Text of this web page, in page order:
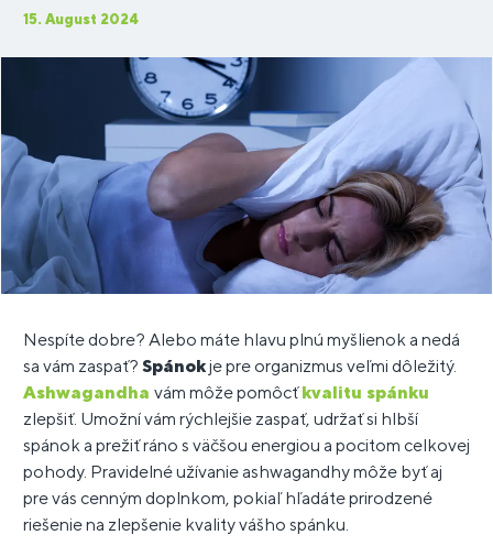
15. August 2024
Nespíte dobre? Alebo máte hlavu plnú myšlienok a nedá
sa vám zaspať? Spánokje pre organizmus veľmi dôležitý.
Ashwagandha vám môže pomôcťkvalitu spánku
zlepšiť. Umožní vám rýchlejšie zaspať, udržať si hlbší
spánok a prežiť ráno s väčšou energiou a pocitom celkovej
pohody. Pravidelné užívanie ashwagandhy môže byť aj
pre vás cenným doplnkom, pokiaľ hľadáte prirodzené
riešenie na zlepšenie kvality vášho spánku.